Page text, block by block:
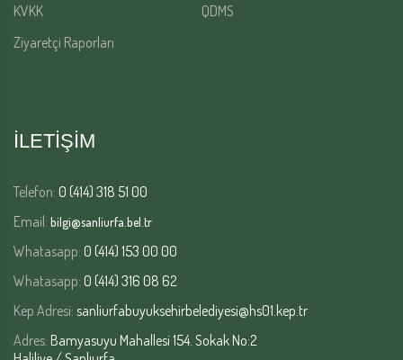
KVKK
QDMS
Ziyaretçi Raporları
İLETİŞİM
Telefon: 0 (414) 318 51 00
Email: bilgi@sanliurfa.bel.tr
Whatasapp: 0 (414) 153 00 00
Whatasapp: 0 (414) 316 08 62
Kep Adresi: sanliurfabuyuksehirbelediyesi@hs01.kep.tr
Adres: Bamyasuyu Mahallesi 154. Sokak No:2